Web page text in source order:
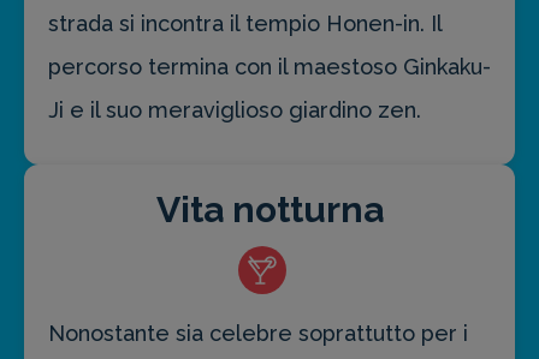
strada si incontra il tempio Honen-in. Il
percorso termina con il maestoso Ginkaku-
Ji e il suo meraviglioso giardino zen.
Vita notturna
Nonostante sia celebre soprattutto per i